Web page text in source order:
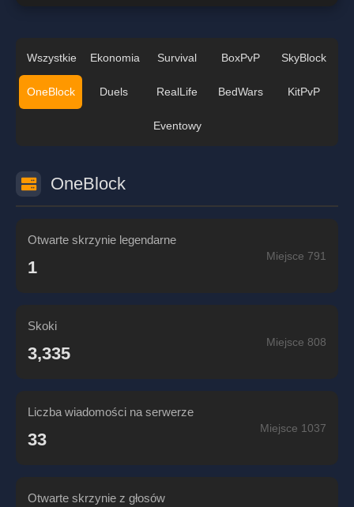
Wszystkie Ekonomia Survival BoxPvP SkyBlock
OneBlock Duels RealLife BedWars KitPvP
Eventowy
OneBlock
Otwarte skrzynie legendarne
1
Miejsce 791
Skoki
3,335
Miejsce 808
Liczba wiadomości na serwerze
33
Miejsce 1037
Otwarte skrzynie z głosów